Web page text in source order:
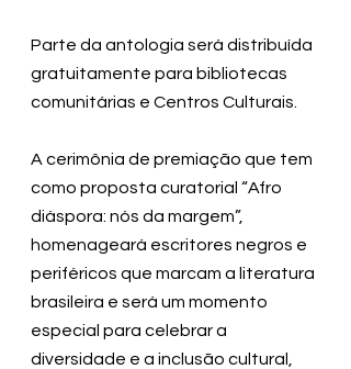
Parte da antologia será distribuída
gratuitamente para bibliotecas
comunitárias e Centros Culturais.
A cerimônia de premiação que tem
como proposta curatorial “Afro
diáspora: nós da margem”,
homenageará escritores negros e
periféricos que marcam a literatura
brasileira e será um momento
especial para celebrar a
diversidade e a inclusão cultural,